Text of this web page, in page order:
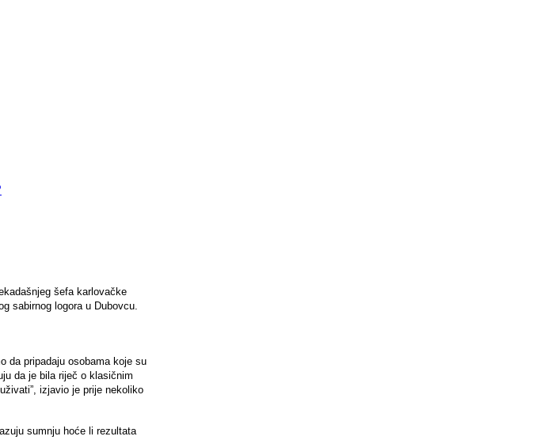
šefa karlovačke
sabirnog logora u Dubovcu.
da pripadaju osobama koje su
da je bila riječ o klasičnim
izjavio je prije nekoliko
sumnju hoće li rezultata